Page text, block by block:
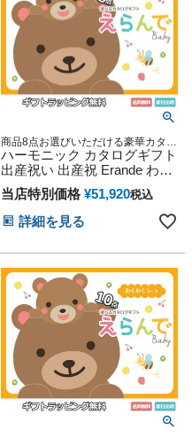
商品8点お選びいただける豪華カタロ
グギフト
ハーモニック カタログギフト
出産祝い 出産祝 Erande わく
わく オクタプルチョイス
当店特別価格 ¥51,920税込
詳細を見る